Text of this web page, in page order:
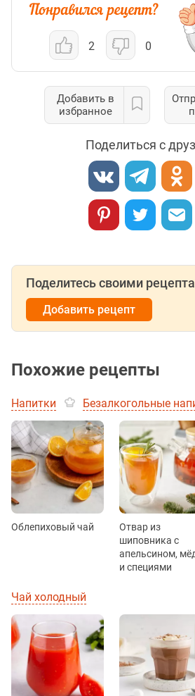
2 0
Добавить в
избранное
Поделиться с
Поделитесь своими
Добавить рецепт
Похожие рецепты
Напитки Безалкогольные
Облепиховый чай
Отвар из
шиповника с
апельсином,
и специями
Чай холодный